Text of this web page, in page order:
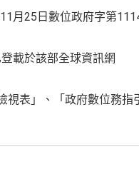
月25日數位政府字第
載於該部全球資訊網
視表」、「政府數位務指